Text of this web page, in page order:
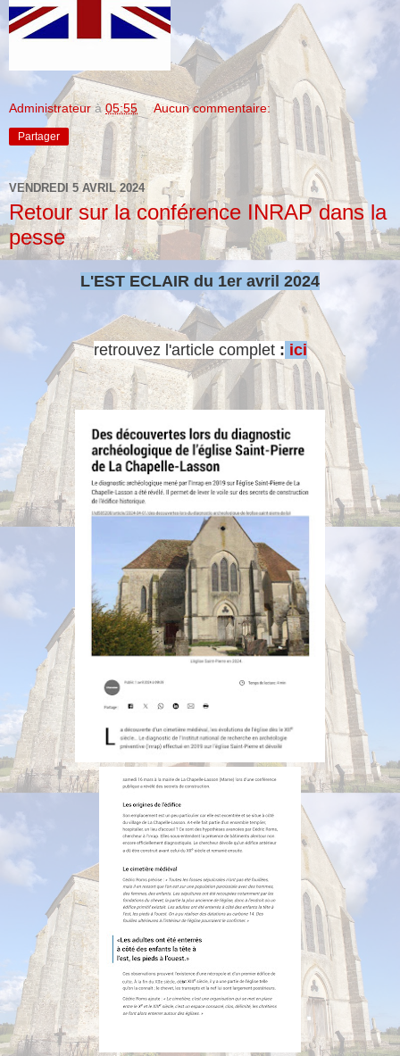
Administrateur à05:55 Aucun commentaire:
Partager
VENDREDI 5 AVRIL 2024
Retour sur la conférence INRAP dans la
pesse
L'EST ECLAIR du 1er avril 2024
retrouvez l'article complet: ici